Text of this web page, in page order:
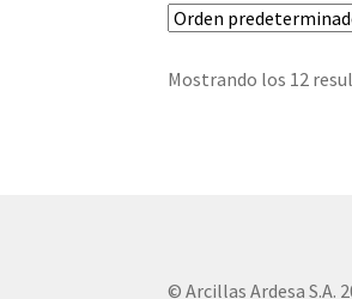
Mostrando los 12
© Arcillas Ardesa S.A.